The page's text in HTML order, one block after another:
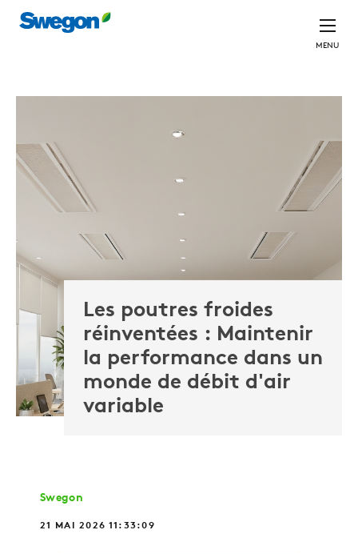
MENU
Les poutres froides
réinventées : Maintenir
la performance dans un
monde de débit d'air
variable
Swegon
21 MAI 2026 11:33:09